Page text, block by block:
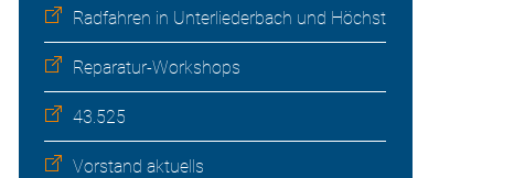
Radfahren in Unterliederbach und Höchst
Reparatur-Workshops
43.525
Vorstand aktuells